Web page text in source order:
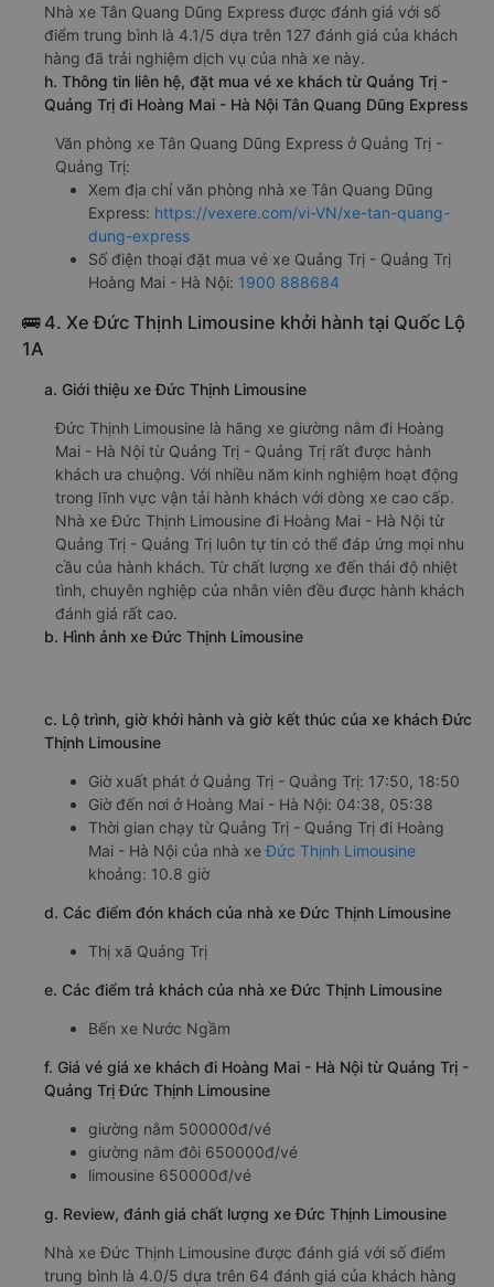
Nhà xe Tân Quang Dũng Express được đánh giá với số
điểm trung bình là 4.1/5 dựa trên 127 đánh giá của khách
hàng đã trải nghiệm dịch vụ của nhà xe này.
h. Thông tin liên hệ, đặt mua vé xe khách từ Quảng Trị -
Quảng Trị đi Hoàng Mai - Hà Nội Tân Quang Dũng Express
Văn phòng xe Tân Quang Dũng Express ở Quảng Trị -
Quảng Trị:
Xem địa chỉ văn phòng nhà xe Tân Quang Dũng
Express: https://vexere.com/vi-VN/xe-tan-quang-
dung-express
Số điện thoại đặt mua vé xe Quảng Trị - Quảng Trị
Hoàng Mai - Hà Nội: 1900 888684
🚌 4. Xe Đức Thịnh Limousine khởi hành tại Quốc Lộ
1A
a. Giới thiệu xe Đức Thịnh Limousine
Đức Thịnh Limousine là hãng xe giường nằm đi Hoàng
Mai - Hà Nội từ Quảng Trị - Quảng Trị rất được hành
khách ưa chuộng. Với nhiều năm kinh nghiệm hoạt động
trong lĩnh vực vận tải hành khách với dòng xe cao cấp.
Nhà xe Đức Thịnh Limousine đi Hoàng Mai - Hà Nội từ
Quảng Trị - Quảng Trị luôn tự tin có thể đáp ứng mọi nhu
cầu của hành khách. Từ chất lượng xe đến thái độ nhiệt
tình, chuyên nghiệp của nhân viên đều được hành khách
đánh giá rất cao.
b. Hình ảnh xe Đức Thịnh Limousine
c. Lộ trình, giờ khởi hành và giờ kết thúc của xe khách Đức
Thịnh Limousine
Giờ xuất phát ở Quảng Trị - Quảng Trị: 17:50, 18:50
Giờ đến nơi ở Hoàng Mai - Hà Nội: 04:38, 05:38
Thời gian chạy từ Quảng Trị - Quảng Trị đi Hoàng
Mai - Hà Nội của nhà xeĐức Thịnh Limousine
khoảng: 10.8 giờ
d. Các điểm đón khách của nhà xe Đức Thịnh Limousine
Thị xã Quảng Trị
e. Các điểm trả khách của nhà xe Đức Thịnh Limousine
Bến xe Nước Ngầm
f. Giá vé giá xe khách đi Hoàng Mai - Hà Nội từ Quảng Trị -
Quảng Trị Đức Thịnh Limousine
giường nằm 500000đ/vé
giường nằm đôi 650000đ/vé
limousine 650000đ/vé
g. Review, đánh giá chất lượng xe Đức Thịnh Limousine
Nhà xe Đức Thịnh Limousine được đánh giá với số điểm
trung bình là 4.0/5 dựa trên 64 đánh giá của khách hàng